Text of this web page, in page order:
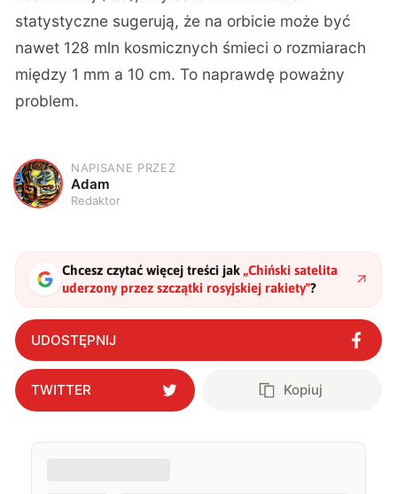
statystyczne sugerują, że na orbicie może być
nawet 128 mln kosmicznych śmieci o rozmiarach
między 1 mm a 10 cm. To naprawdę poważny
problem.
A
NAPISANE PRZEZ
Adam
Redaktor
Chcesz czytać więcej treści jak „Chiński satelita
uderzony przez szczątki rosyjskiej rakiety"?
UDOSTĘPNIJ
TWITTER Kopiuj